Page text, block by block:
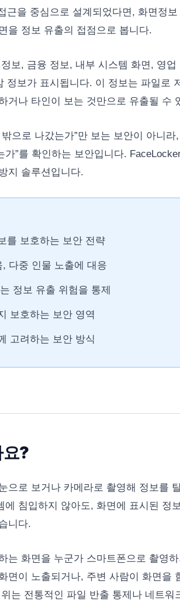
근을 중심으로 설계되었다면, 화면정보
을 정보 유출의 접점으로 봅니다.
보, 금융 정보, 내부 시스템 화면, 영업
정보가 표시됩니다. 이 정보는 파일로
거나 타인이 보는 것만으로 유출될 수
으로 나갔는가”만 보는 보안이 아니라,
”를 확인하는 보안입니다.
지 솔루션입니다.
를 보호하는 보안 전략
다중 인물 노출에 대응
정보 유출 위험을 통제
보호하는 보안 영역
고려하는 보안 방식
?
으로 보거나 카메라로 촬영해 정보를
침입하지 않아도, 화면에 표시된 정
니다.
는 화면을 누군가 스마트폰으로 촬영
면이 노출되거나, 주변 사람이 화면을
는 전통적인 파일 반출 통제나 네트워